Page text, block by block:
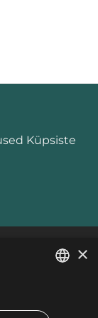
Küpsiste
×